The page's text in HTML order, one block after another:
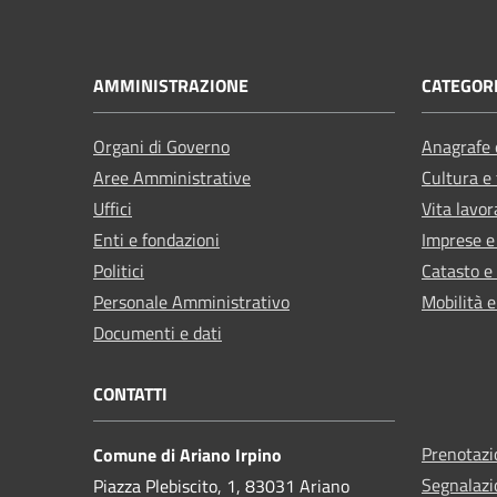
AMMINISTRAZIONE
Organi di Governo
Aree Amministrative
Uffici
Enti e fondazioni
Politici
Personale Amministrativo
Documenti e dati
Cultura
Vita
Imprese
Catasto
Mobilità
CONTATTI
Comune di Ariano Irpino
Piazza Plebiscito, 1, 83031 Ariano